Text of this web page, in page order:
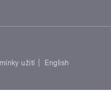
užití
English